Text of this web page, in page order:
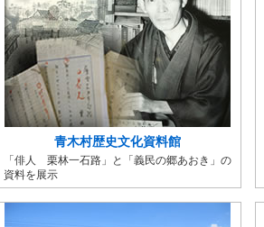
青木村歴史文化資料館
「俳人 栗林一石路」と「義民の郷あおき」の
資料を展示